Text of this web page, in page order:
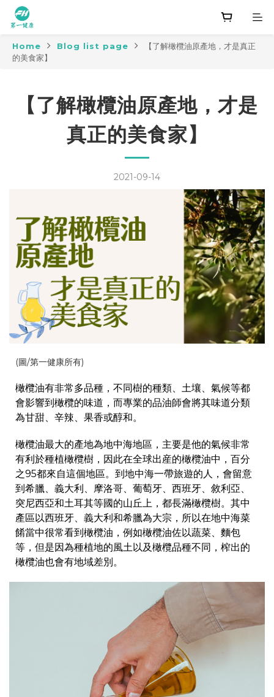
Home Blog list page
【了解橄欖油原產地，才是真正
的美食家】
【了解橄欖油原產地，才是
真正的美食家】
2021-09-14
(圖/第一健康所有)
橄欖油有非常多品種，不同樹的種類、土壤、氣候等都
會影響到橄欖的味道，而專業的品油師會將其味道分類
為甘甜、辛辣、果香或醇和。
橄欖油最大的產地為地中海地區，主要是他的氣候非常
有利於種植橄欖樹，因此在全球出産的橄欖油中，百分
之95都來自這個地區。到地中海一帶旅遊的人，會留意
到希臘、義大利、摩洛哥、葡萄牙、西班牙、敘利亞、
突尼西亞和土耳其等國的山丘上，都長滿橄欖樹。其中
產區以西班牙、義大利和希臘為大宗，所以在地中海菜
餚當中很常看到橄欖油，例如橄欖油佐以蔬菜、麵包
等，但是因為種植地的風土以及橄欖品種不同，榨出的
橄欖油也會有地域差別。